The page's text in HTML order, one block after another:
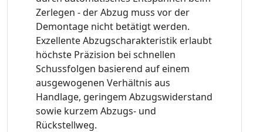
Zerlegen - der Abzug muss vor der
Demontage nicht betätigt werden.
Exzellente Abzugscharakteristik erlaubt
höchste Präzision bei schnellen
Schussfolgen basierend auf einem
ausgewogenen Verhältnis aus
Handlage, geringem Abzugswiderstand
sowie kurzem Abzugs- und
Rückstellweg.